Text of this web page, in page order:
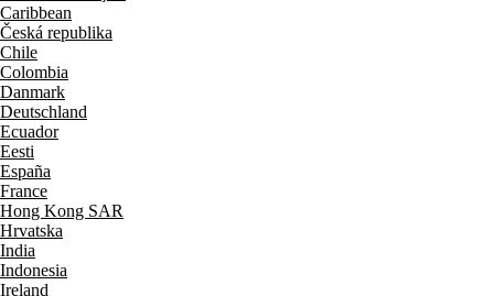
Caribbean
Česká republika
Chile
Colombia
Danmark
Deutschland
Ecuador
Eesti
España
France
Hong Kong SAR
Hrvatska
India
Indonesia
Ireland